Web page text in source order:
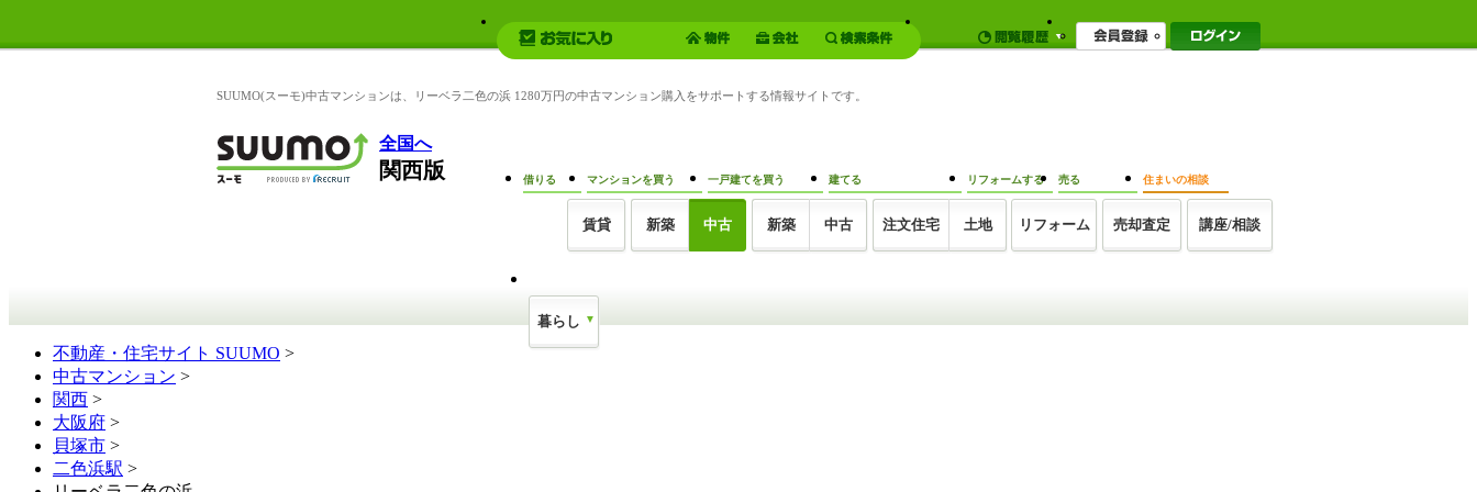
SUUMO(スーモ)中古マンションは、リーベラ二色の浜 1280万円の中古マンション購入をサポートする情報サイトです。
全国へ
関西版 借りる
賃貸
マンションを買う
新築 中古
一戸建てを買う
新築 中古
建てる
注文住宅 土地
リフォームする
リフォーム
売る
売却査定
住まいの相談
講座/相談
暮らし
不動産・住宅サイト SUUMO >
中古マンション >
関西 >
大阪府 >
貝塚市 >
二色浜駅 >